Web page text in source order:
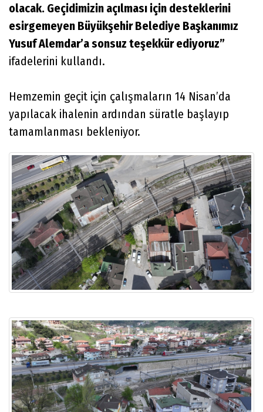
olacak. Geçidimizin açılması için desteklerini
esirgemeyen Büyükşehir Belediye Başkanımız
Yusuf Alemdar’a sonsuz teşekkür ediyoruz”
ifadelerini kullandı.
Hemzemin geçit için çalışmaların 14 Nisan’da
yapılacak ihalenin ardından süratle başlayıp
tamamlanması bekleniyor.